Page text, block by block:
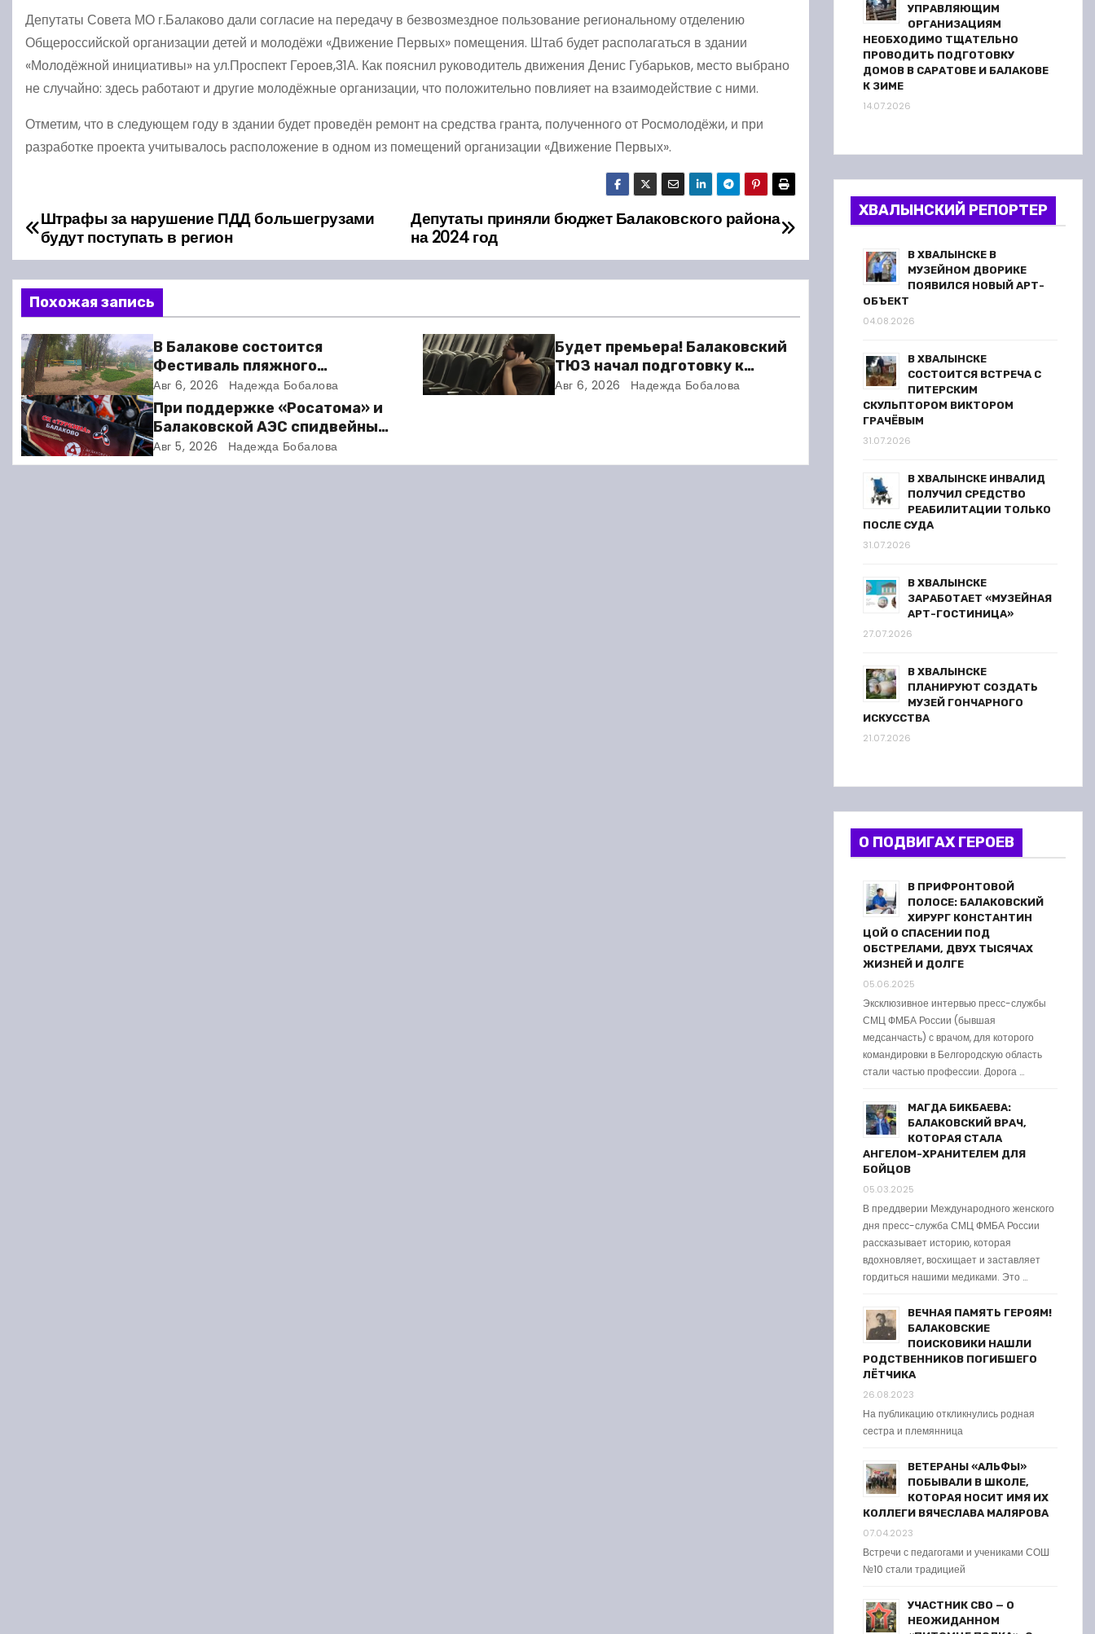
Депутаты Совета МО г.Балаково дали согласие на передачу в безвозмездное пользование региональному отделению
Общероссийской организации детей и молодёжи «Движение Первых» помещения. Штаб будет располагаться в здании
«Молодёжной инициативы» на ул.Проспект Героев,31А. Как пояснил руководитель движения Денис Губарьков, место выбрано
не случайно: здесь работают и другие молодёжные организации, что положительно повлияет на взаимодействие с ними.
Отметим, что в следующем году в здании будет проведён ремонт на средства гранта, полученного от Росмолодёжи, и при
разработке проекта учитывалось расположение в одном из помещений организации «Движение Первых».
Н
а
в
и
г
а
ц
и
Депутаты приняли бюджет Балаковского района
на 2024 год
Штрафы за нарушение ПДД большегрузами
будут поступать в регион
Похожая запись
В Балакове состоится
Фестиваль пляжного
волейбола
Авг 6, 2026 Надежда Бобалова
Будет премьера! Балаковский
ТЮЗ начал подготовку к
новому театральному сезону
Авг 6, 2026 Надежда Бобалова
При поддержке «Росатома» и
Балаковской АЭС спидвейный
клуб «Турбина» обновил
материально-техническую
Авг 5, 2026 Надежда Бобалова
УПРАВЛЯЮЩИМ
ОРГАНИЗАЦИЯМ
НЕОБХОДИМО ТЩАТЕЛЬНО
ПРОВОДИТЬ ПОДГОТОВКУ
ДОМОВ В САРАТОВЕ И БАЛАКОВЕ
К ЗИМЕ
14.07.2026
ХВАЛЫНСКИЙ РЕПОРТЕР
В ХВАЛЫНСКЕ В
МУЗЕЙНОМ ДВОРИКЕ
ПОЯВИЛСЯ НОВЫЙ АРТ-
ОБЪЕКТ
04.08.2026
В ХВАЛЫНСКЕ
СОСТОИТСЯ ВСТРЕЧА С
ПИТЕРСКИМ
СКУЛЬПТОРОМ ВИКТОРОМ
ГРАЧЁВЫМ
31.07.2026
В ХВАЛЫНСКЕ ИНВАЛИД
ПОЛУЧИЛ СРЕДСТВО
РЕАБИЛИТАЦИИ ТОЛЬКО
ПОСЛЕ СУДА
31.07.2026
В ХВАЛЫНСКЕ
ЗАРАБОТАЕТ «МУЗЕЙНАЯ
АРТ-ГОСТИНИЦА»
27.07.2026
В ХВАЛЫНСКЕ
ПЛАНИРУЮТ СОЗДАТЬ
МУЗЕЙ ГОНЧАРНОГО
ИСКУССТВА
21.07.2026
О ПОДВИГАХ ГЕРОЕВ
В ПРИФРОНТОВОЙ
ПОЛОСЕ: БАЛАКОВСКИЙ
ХИРУРГ КОНСТАНТИН
ЦОЙ О СПАСЕНИИ ПОД
ОБСТРЕЛАМИ, ДВУХ ТЫСЯЧАХ
ЖИЗНЕЙ И ДОЛГЕ
05.06.2025
Эксклюзивное интервью пресс-службы
СМЦ ФМБА России (бывшая
медсанчасть) с врачом, для которого
командировки в Белгородскую область
стали частью профессии. Дорога …
МАГДА БИКБАЕВА:
БАЛАКОВСКИЙ ВРАЧ,
КОТОРАЯ СТАЛА
АНГЕЛОМ-ХРАНИТЕЛЕМ ДЛЯ
БОЙЦОВ
05.03.2025
В преддверии Международного женского
дня пресс-служба СМЦ ФМБА России
рассказывает историю, которая
вдохновляет, восхищает и заставляет
гордиться нашими медиками. Это …
ВЕЧНАЯ ПАМЯТЬ ГЕРОЯМ!
БАЛАКОВСКИЕ
ПОИСКОВИКИ НАШЛИ
РОДСТВЕННИКОВ ПОГИБШЕГО
ЛЁТЧИКА
26.08.2023
На публикацию откликнулись родная
сестра и племянница
ВЕТЕРАНЫ «АЛЬФЫ»
ПОБЫВАЛИ В ШКОЛЕ,
КОТОРАЯ НОСИТ ИМЯ ИХ
КОЛЛЕГИ ВЯЧЕСЛАВА МАЛЯРОВА
07.04.2023
Встречи с педагогами и учениками СОШ
№10 стали традицией
УЧАСТНИК СВО — О
НЕОЖИДАННОМ